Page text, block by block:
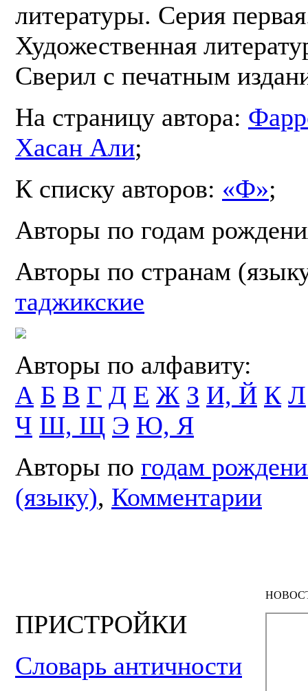
литературы. Серия
Художественная
Сверил с печатным
На страницу автора:
Хасан Али;
К списку авторов: «Ф»;
Авторы по годам
Авторы по странам
таджикские
Авторы по алфавиту:
А Б В Г Д Е Ж З И, Й К Л
Ч Ш, Щ Э Ю, Я
Авторы по годам
(языку), Комментарии
ПРИСТРОЙКИ
Словарь античности